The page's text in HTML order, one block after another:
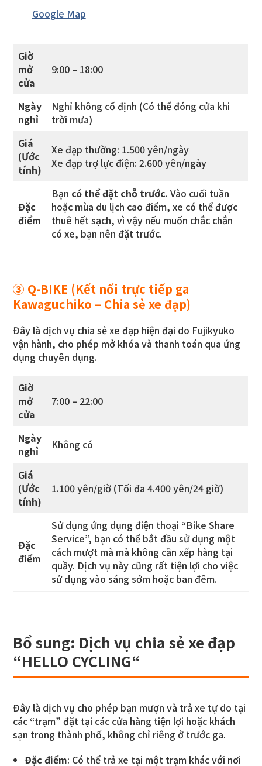
Google Map
Giờ
mở
cửa
9:00 – 18:00
Ngày
nghỉ
Nghỉ không cố định (Có thể đóng cửa khi
trời mưa)
Giá
(Ước
tính)
Xe đạp thường: 1.500 yên/ngày
Xe đạp trợ lực điện: 2.600 yên/ngày
Đặc
điểm
Bạn có thể đặt chỗ trước. Vào cuối tuần
hoặc mùa du lịch cao điểm, xe có thể được
thuê hết sạch, vì vậy nếu muốn chắc chắn
có xe, bạn nên đặt trước.
③ Q-BIKE (Kết nối trực tiếp ga
Kawaguchiko – Chia sẻ xe đạp)
Đây là dịch vụ chia sẻ xe đạp hiện đại do Fujikyuko
vận hành, cho phép mở khóa và thanh toán qua ứng
dụng chuyên dụng.
Giờ
mở
cửa
7:00 – 22:00
Ngày
nghỉ
Không có
Giá
(Ước
tính)
1.100 yên/giờ (Tối đa 4.400 yên/24 giờ)
Đặc
điểm
Sử dụng ứng dụng điện thoại “Bike Share
Service”, bạn có thể bắt đầu sử dụng một
cách mượt mà mà không cần xếp hàng tại
quầy. Dịch vụ này cũng rất tiện lợi cho việc
sử dụng vào sáng sớm hoặc ban đêm.
Bổ sung: Dịch vụ chia sẻ xe đạp
“HELLO CYCLING“
Đây là dịch vụ cho phép bạn mượn và trả xe tự do tại
các “trạm” đặt tại các cửa hàng tiện lợi hoặc khách
sạn trong thành phố, không chỉ riêng ở trước ga.
Đặc điểm: Có thể trả xe tại một trạm khác với nơi